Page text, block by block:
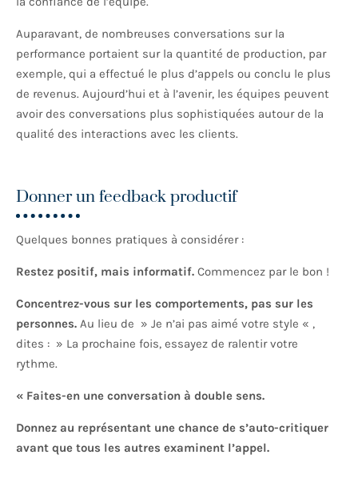
Auparavant, de nombreuses conversations sur la
performance portaient sur la quantité de production, par
exemple, qui a effectué le plus d’appels ou conclu le plus
de revenus. Aujourd’hui et à l’avenir, les équipes peuvent
avoir des conversations plus sophistiquées autour de la
qualité des interactions avec les clients.
Donner un feedback productif
Quelques bonnes pratiques à considérer :
Restez positif, mais informatif. Commencez par le bon !
Concentrez-vous sur les comportements, pas sur les
personnes. Au lieu de » Je n’ai pas aimé votre style « ,
dites : » La prochaine fois, essayez de ralentir votre
rythme.
« Faites-en une conversation à double sens.
Donnez au représentant une chance de s’auto-critiquer
avant que tous les autres examinent l’appel.